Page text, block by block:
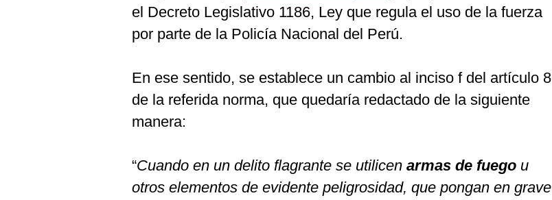
el Decreto Legislativo 1186, Ley que regula el uso de la fuerza
por parte de la Policía Nacional del Perú.
En ese sentido, se establece un cambio al inciso f del artículo 8
de la referida norma, que quedaría redactado de la siguiente
manera:
“Cuando en un delito flagrante se utilicen armas de fuego u
otros elementos de evidente peligrosidad, que pongan en grave